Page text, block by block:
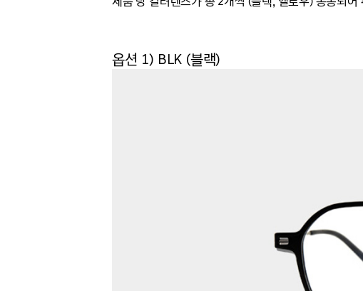
옵션 1) BLK (블랙)